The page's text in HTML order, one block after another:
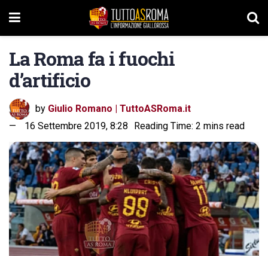
La Roma fa i fuochi
d’artificio
by Giulio Romano | TuttoASRoma.it
16 Settembre 2019, 8:28
Reading Time: 2 mins read